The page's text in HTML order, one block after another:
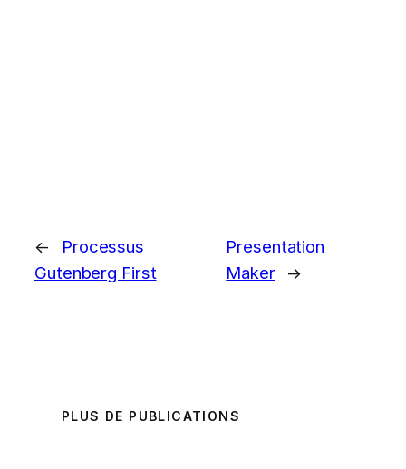
←
Processus
Gutenberg First
Presentation
Maker
→
PLUS DE PUBLICATIONS